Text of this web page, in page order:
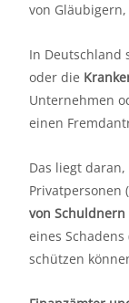
von
In Deutschland
oder die
Unternehmen
einen
Das liegt
Privatpersonen
von Schuldnern
eines
schützen